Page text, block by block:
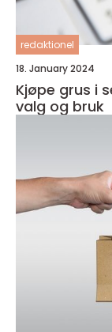
redaktionel
18. January 2024
Kjøpe grus i
valg og bruk